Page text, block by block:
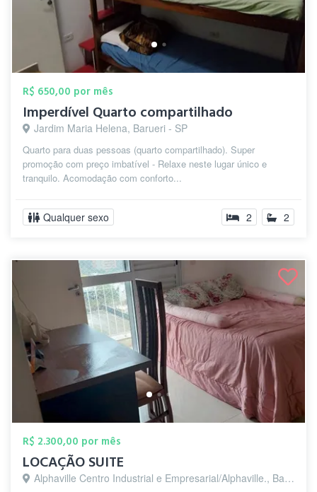
R$ 650,00 por mês
Imperdível Quarto compartilhado
Jardim Maria Helena, Barueri - SP
Quarto para duas pessoas (quarto compartilhado). Super
promoção com preço imbatível - Relaxe neste lugar único e
tranquilo. Acomodação com conforto...
Qualquer sexo 2 2
R$ 2.300,00 por mês
LOCAÇÃO SUITE
Alphaville Centro Industrial e Empresarial/Alphaville., Barueri - SP